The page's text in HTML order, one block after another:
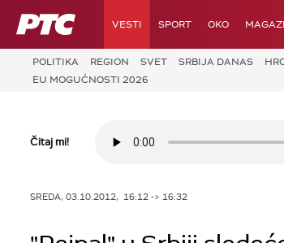
RTS VESTI SPORT OKO
POLITIKA REGION SVET SRBIJA DANAS
EU MOGUĆNOSTI 2026
Čitaj mi!
SREDA, 03.10.2012, 16:12 -> 16:32